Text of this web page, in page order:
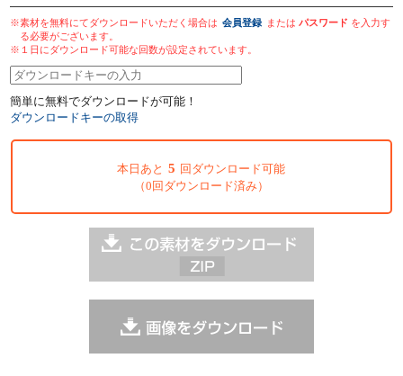
※素材を無料にてダウンロードいただく場合は 会員登録 またはパスワード を入力す
る必要がございます。
※１日にダウンロード可能な回数が設定されています。
簡単に無料でダウンロードが可能！
ダウンロードキーの取得
本日あと 5 回ダウンロード可能
（0回ダウンロード済み）